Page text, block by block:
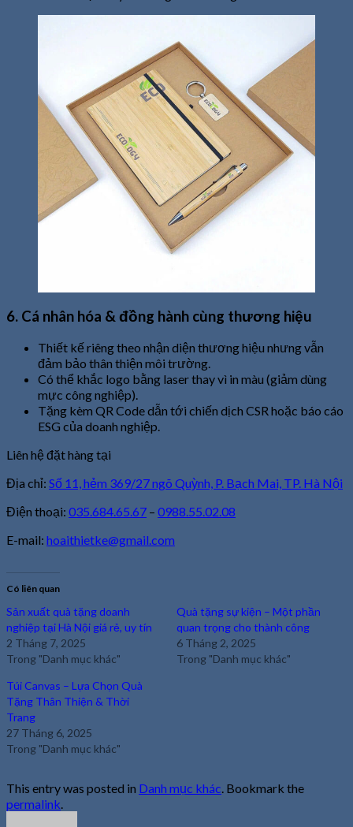
6. Cá nhân hóa & đồng hành cùng thương hiệu
Thiết kế riêng theo nhận diện thương hiệu nhưng vẫn
đảm bảo thân thiện môi trường.
Có thể khắc logo bằng laser thay vì in màu (giảm dùng
mực công nghiệp).
Tặng kèm QR Code dẫn tới chiến dịch CSR hoặc báo cáo
ESG của doanh nghiệp.
Liên hệ đặt hàng tại
Địa chỉ: Số 11, hẻm 369/27 ngõ Quỳnh, P. Bạch Mai, TP. Hà Nội
Điện thoại: 035.684.65.67 – 0988.55.02.08
E-mail: hoaithietke@gmail.com
Có liên quan
Sản xuất quà tặng doanh
nghiệp tại Hà Nội giá rẻ, uy tín
2 Tháng 7, 2025
Trong "Danh mục khác"
Quà tặng sự kiện – Một phần
quan trọng cho thành công
6 Tháng 2, 2025
Trong "Danh mục khác"
Túi Canvas – Lựa Chọn Quà
Tặng Thân Thiện & Thời
Trang
27 Tháng 6, 2025
Trong "Danh mục khác"
This entry was posted in Danh mục khác. Bookmark the
permalink.